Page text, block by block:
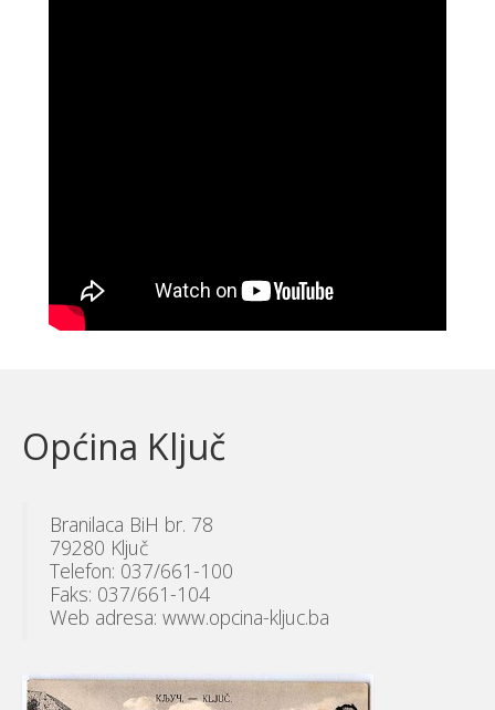
Općina Ključ
Branilaca BiH br. 78
79280 Ključ
Telefon: 037/661-100
Faks: 037/661-104
Web adresa: www.opcina-kljuc.ba